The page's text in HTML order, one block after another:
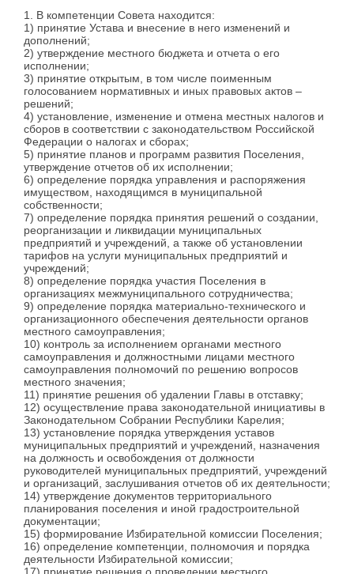
1. В компетенции Совета находится:
1) принятие Устава и внесение в него изменений и
дополнений;
2) утверждение местного бюджета и отчета о его
исполнении;
3) принятие открытым, в том числе поименным
голосованием нормативных и иных правовых актов –
решений;
4) установление, изменение и отмена местных налогов и
сборов в соответствии с законодательством Российской
Федерации о налогах и сборах;
5) принятие планов и программ развития Поселения,
утверждение отчетов об их исполнении;
6) определение порядка управления и распоряжения
имуществом, находящимся в муниципальной
собственности;
7) определение порядка принятия решений о создании,
реорганизации и ликвидации муниципальных
предприятий и учреждений, а также об установлении
тарифов на услуги муниципальных предприятий и
учреждений;
8) определение порядка участия Поселения в
организациях межмуниципального сотрудничества;
9) определение порядка материально-технического и
организационного обеспечения деятельности органов
местного самоуправления;
10) контроль за исполнением органами местного
самоуправления и должностными лицами местного
самоуправления полномочий по решению вопросов
местного значения;
11) принятие решения об удалении Главы в отставку;
12) осуществление права законодательной инициативы в
Законодательном Собрании Республики Карелия;
13) установление порядка утверждения уставов
муниципальных предприятий и учреждений, назначения
на должность и освобождения от должности
руководителей муниципальных предприятий, учреждений
и организаций, заслушивания отчетов об их деятельности;
14) утверждение документов территориального
планирования поселения и иной градостроительной
документации;
15) формирование Избирательной комиссии Поселения;
16) определение компетенции, полномочия и порядка
деятельности Избирательной комиссии;